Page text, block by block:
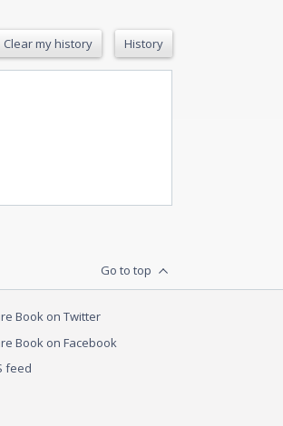
Clear my history History
Go to top
Book on Twitter
Book on Facebook
feed